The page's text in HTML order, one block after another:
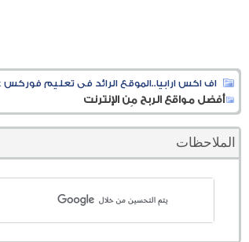
اف اكس ارابيا..الموقع الرائد فى تعليم فوركس Forex
أفضل مواقع الربح مِن الإنترنت
الملاحظات